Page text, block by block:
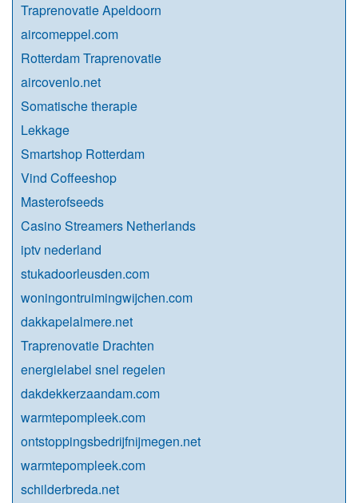
Traprenovatie Apeldoorn
aircomeppel.com
Rotterdam Traprenovatie
aircovenlo.net
Somatische therapie
Lekkage
Smartshop Rotterdam
Vind Coffeeshop
Masterofseeds
Casino Streamers Netherlands
iptv nederland
stukadoorleusden.com
woningontruimingwijchen.com
dakkapelalmere.net
Traprenovatie Drachten
energielabel snel regelen
dakdekkerzaandam.com
warmtepompleek.com
ontstoppingsbedrijfnijmegen.net
warmtepompleek.com
schilderbreda.net